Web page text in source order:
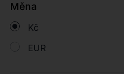
Měna
Kč
EUR